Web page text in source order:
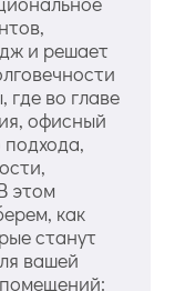
и решает
где во главе
офисный
подхода,
этом
как
станут
вашей